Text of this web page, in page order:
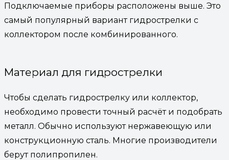
Подключаемые приборы расположены выше. Это
самый популярный вариант гидрострелки с
коллектором после комбинированного.
Материал для гидрострелки
Чтобы сделать гидрострелку или коллектор,
необходимо провести точный расчёт и подобрать
металл. Обычно используют нержавеющую или
конструкционную сталь. Многие производители
берут полипропилен.